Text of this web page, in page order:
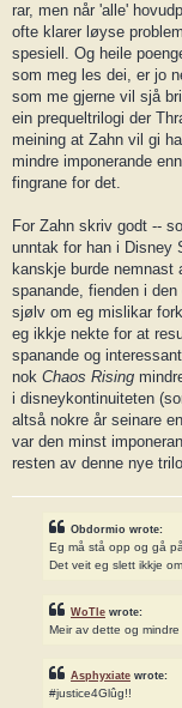
rar, men når 'alle'
ofte klarer løyse
spesiell. Og heile
som meg les dei, er jo
som me gjerne vil sjå
ein prequeltrilogi der
meining at Zahn vil gi
mindre imponerande
fingrane for det.
For Zahn skriv godt --
unntak for han i Disney
kanskje burde nemnast
spanande, fienden i
sjølv om eg mislikar
eg ikkje nekte for at
spanande og
nok Chaos Rising
i disneykontinuiteten
altså nokre år seinare
var den minst
resten av denne nye
Obdormio wrote:
Eg må stå opp og gå
Det veit eg slett ikkje
WoTle wrote:
Meir av dette og
Asphyxiate wrote:
#justice4Glûg!!